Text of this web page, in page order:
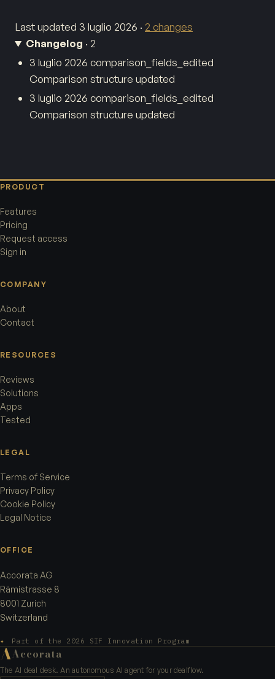
Last updated 3 luglio 2026 · 2 changes
Changelog · 2
3 luglio 2026 comparison_fields_edited
Comparison structure updated
3 luglio 2026 comparison_fields_edited
Comparison structure updated
PRODUCT
Features
Pricing
Request access
Sign in
COMPANY
About
Contact
RESOURCES
Reviews
Solutions
Apps
Tested
LEGAL
Terms of Service
Privacy Policy
Cookie Policy
Legal Notice
OFFICE
Accorata AG
Rämistrasse 8
8001 Zurich
Switzerland
✦ Part of the 2026 SIF Innovation Program
AAccorata
The AI deal desk. An autonomous AI agent for your dealflow.